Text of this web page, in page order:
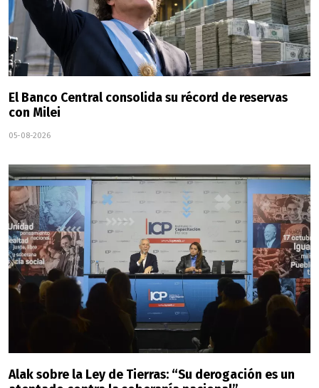
El Banco Central consolida su récord de reservas
con Milei
05-08-2026
Alak sobre la Ley de Tierras: “Su derogación es un